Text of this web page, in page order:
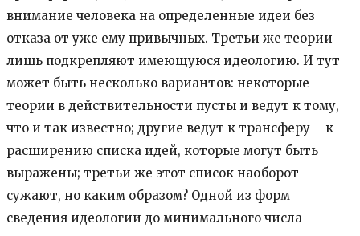
внимание человека на определенные идеи без
отказа от уже ему привычных. Третьи же теории
лишь подкрепляют имеющуюся идеологию. И тут
может быть несколько вариантов: некоторые
теории в действительности пусты и ведут к тому,
что и так известно; другие ведут к трансферу – к
расширению списка идей, которые могут быть
выражены; третьи же этот список наоборот
сужают, но каким образом? Одной из форм
сведения идеологии до минимального числа